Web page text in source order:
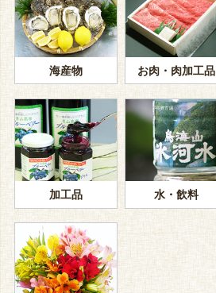
海産物 お肉・肉加工品
加工品 水・飲料